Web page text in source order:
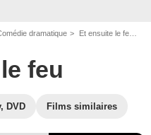
dramatique Et ensuite le feu de Fabio Carpi
feu
DVD Films similaires